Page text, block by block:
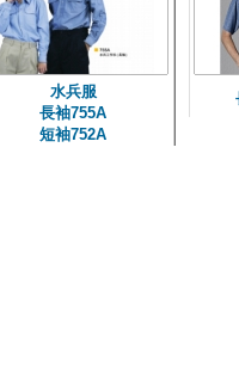
水兵服
長袖755A
短袖752A